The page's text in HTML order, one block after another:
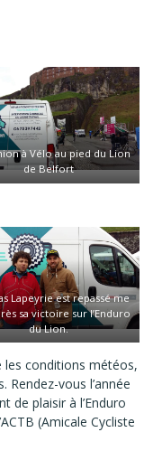
à Vélo au pied du Lion
de Belfort
Lapeyrie est repassé me
sa victoire sur l’Enduro
du Lion.
les conditions météos,
Rendez-vous l’année
de plaisir à l’Enduro
(Amicale Cycliste